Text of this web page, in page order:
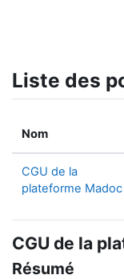
Liste des
Nom
CGU de la
plateforme Madoc
CGU de la
Résumé